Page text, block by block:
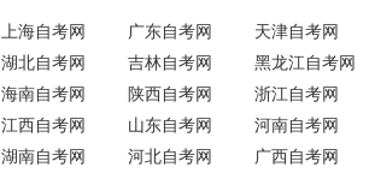
上海自考网 广东自考网
天津自考网
湖北自考网 吉林自考网
黑龙江自考网
海南自考网 陕西自考网
浙江自考网
江西自考网 山东自考网
河南自考网
湖南自考网 河北自考网
广西自考网